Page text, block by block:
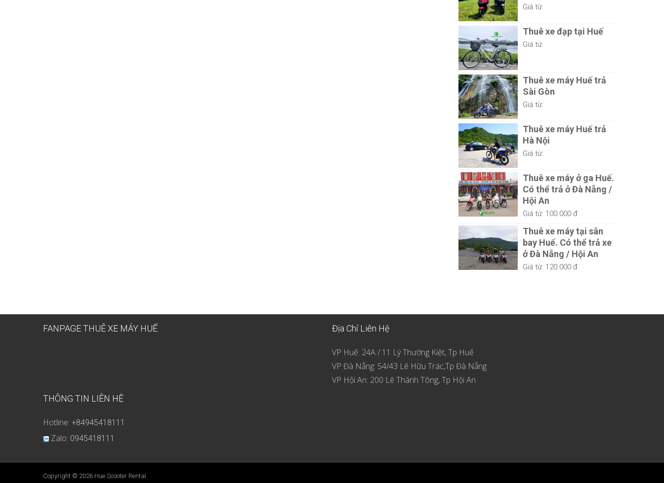
Giá từ:
Thuê xe đạp tại Huế
Giá từ:
Thuê xe máy Huế trả
Sài Gòn
Giá từ:
Thuê xe máy Huế trả
Hà Nội
Giá từ:
Thuê xe máy ở ga Huế.
Có thể trả ở Đà Nẵng /
Hội An
Giá từ: 100.000 đ
Thuê xe máy tại sân
bay Huế. Có thể trả xe
ở Đà Nẵng / Hội An
Giá từ: 120.000 đ
FANPAGE THUÊ XE MÁY HUẾ Địa Chỉ Liên Hệ
VP Huế: 24A / 11 Lý Thường Kiệt, Tp Huế
VP Đà Nẵng: 54/43 Lê Hữu Trác,Tp Đà Nẵng
VP Hội An: 200 Lê Thánh Tông, Tp Hội An
THÔNG TIN LIÊN HỆ
Hotline: +84945418111
Zalo: 0945418111
Copyright © 2026 Hue Scooter Rental